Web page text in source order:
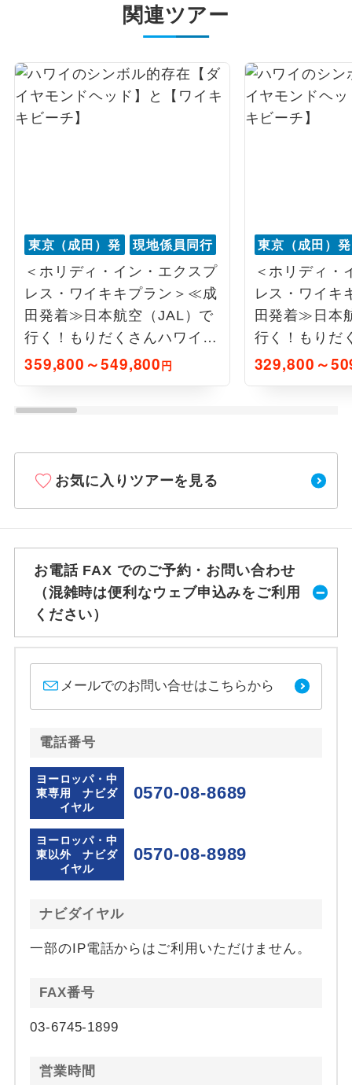
関連ツアー
東京（成田）発 現地係員同行
＜ホリディ・イン・エクスプ
レス・ワイキキプラン＞≪成
田発着≫日本航空（JAL）で
行く！もりだくさんハワイ6
日間
359,800～549,800円
東京（成田）発
＜ホリディ・
レス・ワイ
田発着≫日本
行く！もりだ
日間
329,800～
お気に入りツアーを見る
お電話 FAX でのご予約・お問い合わせ
（混雑時は便利なウェブ申込みをご利用
ください）
メールでのお問い合せはこちらから
電話番号
ヨーロッパ・中
東専用 ナビダ
イヤル
0570-08-8689
ヨーロッパ・中
東以外 ナビダ
イヤル
0570-08-8989
ナビダイヤル
一部のIP電話からはご利用いただけません。
FAX番号
03-6745-1899
営業時間